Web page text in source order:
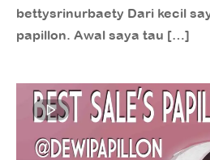
bettysrinurbaety Dari kecil
papillon. Awal saya tau […]